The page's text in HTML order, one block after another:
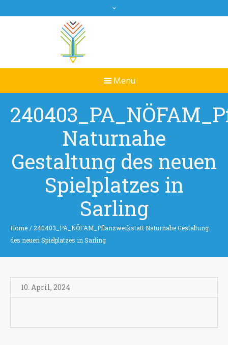
Naturnahe
Gestaltung des neuen
Spielplatzes in
Sarling
Home / 240403_PA_NÖFAM_Pflanzwerkstatt Naturnahe Gestaltung
des neuen Spielplatzes in Sarling
10. April, 2024